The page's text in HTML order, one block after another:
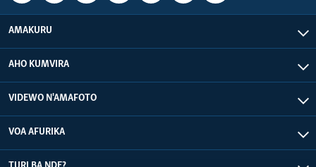
AMAKURU
AHO KUMVIRA
VIDEWO N'AMAFOTO
VOA AFURIKA